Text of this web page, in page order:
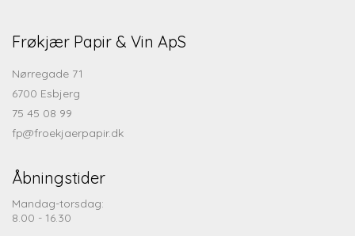
Frøkjær Papir & Vin ApS
Nørregade 71
6700 Esbjerg
75 45 08 99
fp@froekjaerpapir.dk
Åbningstider
Mandag-torsdag:
8.00 - 16.30